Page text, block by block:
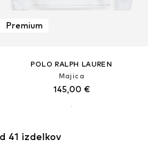
Premium
POLO RALPH LAUREN
Majica
145,00 €
41 izdelkov